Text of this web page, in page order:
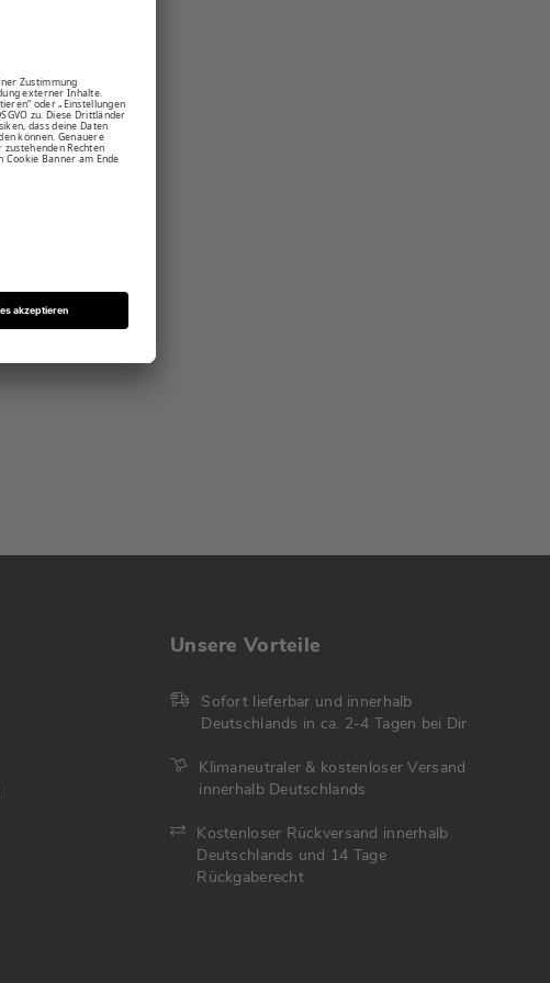
Unsere Vorteile
Sofort lieferbar und innerhalb
Deutschlands in ca. 2-4 Tagen bei Dir
Klimaneutraler & kostenloser Versand
innerhalb Deutschlands
Kostenloser Rückversand innerhalb
Deutschlands und 14 Tage
Rückgaberecht